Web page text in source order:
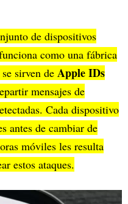
de dispositivos
como una fábrica
sirven de Apple IDs
mensajes de
Cada dispositivo
antes de cambiar de
móviles les resulta
estos ataques.